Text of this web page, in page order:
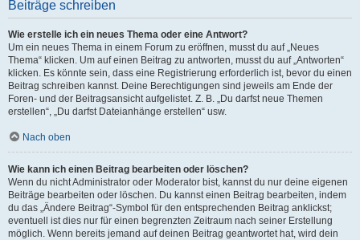
Beiträge schreiben
Wie erstelle ich ein neues Thema oder eine Antwort?
Um ein neues Thema in einem Forum zu eröffnen, musst du auf „Neues
Thema“ klicken. Um auf einen Beitrag zu antworten, musst du auf „Antworten“
klicken. Es könnte sein, dass eine Registrierung erforderlich ist, bevor du einen
Beitrag schreiben kannst. Deine Berechtigungen sind jeweils am Ende der
Foren- und der Beitragsansicht aufgelistet. Z. B. „Du darfst neue Themen
erstellen“, „Du darfst Dateianhänge erstellen“ usw.
Nach oben
Wie kann ich einen Beitrag bearbeiten oder löschen?
Wenn du nicht Administrator oder Moderator bist, kannst du nur deine eigenen
Beiträge bearbeiten oder löschen. Du kannst einen Beitrag bearbeiten, indem
du das „Ändere Beitrag“-Symbol für den entsprechenden Beitrag anklickst;
eventuell ist dies nur für einen begrenzten Zeitraum nach seiner Erstellung
möglich. Wenn bereits jemand auf deinen Beitrag geantwortet hat, wird dein